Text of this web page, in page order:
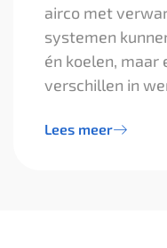
airco met
systemen
én koelen, maar
verschillen in
Lees meer